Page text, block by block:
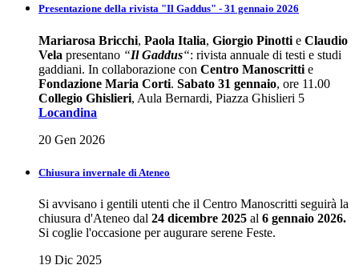
Presentazione della rivista "Il Gaddus" - 31 gennaio 2026
Mariarosa Bricchi, Paola Italia, Giorgio Pinotti e Claudio
Vela presentano “Il Gaddus“: rivista annuale di testi e studi
gaddiani. In collaborazione con Centro Manoscritti e
Fondazione Maria Corti. Sabato 31 gennaio, ore 11.00
Collegio Ghislieri, Aula Bernardi, Piazza Ghislieri 5
Locandina
20 Gen 2026
Chiusura invernale di Ateneo
Si avvisano i gentili utenti che il Centro Manoscritti seguirà la
chiusura d'Ateneo dal 24 dicembre 2025 al 6 gennaio 2026.
Si coglie l'occasione per augurare serene Feste.
19 Dic 2025